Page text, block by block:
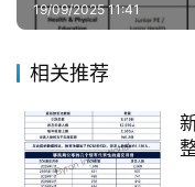
19/09/2025 11:41
相关推荐